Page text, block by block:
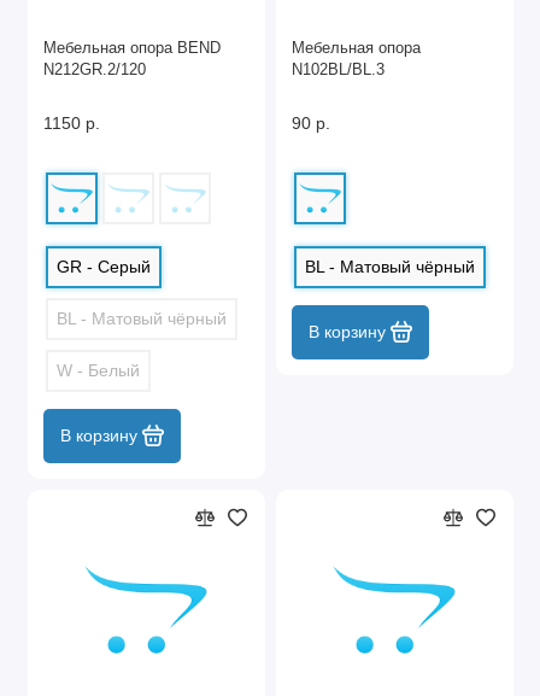
Мебельная опора BEND
N212GR.2/120
1150 р.
GR - Серый
BL - Матовый чёрный
W - Белый
В корзину
Мебельная опора
N102BL/BL.3
90 р.
BL - Матовый чёрный
В корзину